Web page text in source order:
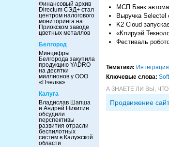
Финансовый архив
Directum СЭД+ стал
центром налогового
мониторинга на
Приокском заводе
цветных металлов
Белгород
Минцифры
Белгорода закупила
продукцию YADRO
на десятки
миллионов у ООО
«Пчелка»
Калуга
Владислав Шапша
и Андрей Никитин
обсудили
перспективы
развития отрасли
беспилотных
систем в Калужской
области
МСП Банк
Выручка Selectel
K2 Cloud
«Клируэй
Фестиваль
Тематики: Интеграция
Ключевые слова:
А ЗНАЕТЕ ЛИ ВЫ,
Продвижение